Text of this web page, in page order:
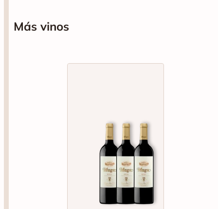
Protos Crianza (2019) y Protos 27 (2020). No te pierdas este
Más vinos